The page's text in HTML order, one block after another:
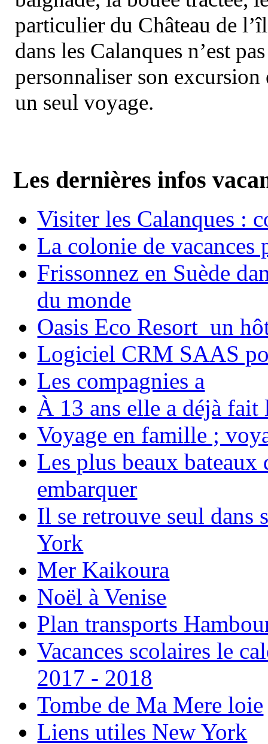
particulier du Château de
dans les Calanques n’est
personnaliser son
un seul voyage.
Les dernières infos
Visiter les Calanques :
La colonie de vacances
Frissonnez en Suède
du monde
Oasis Eco Resort un
Logiciel CRM SAAS
Les compagnies a
À 13 ans elle a déjà
Voyage en famille ;
Les plus beaux bateaux
embarquer
Il se retrouve seul dans
York
Mer Kaikoura
Noël à Venise
Plan transports
Vacances scolaires le
2017 - 2018
Tombe de Ma Mere loie
Liens utiles New York